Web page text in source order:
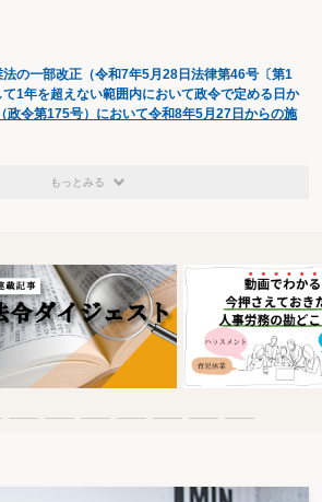
法の一部改正（令和7年5月28日法律第46号〔第1
1年を超えない範囲内において政令で定める日か
令第175号）において令和8年5月27日からの施
もっとみる